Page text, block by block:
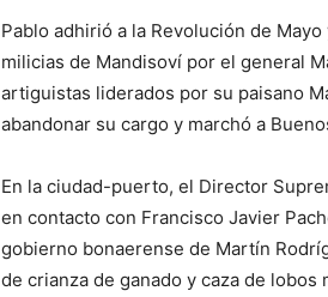
Pablo adhirió a la Revolución de
milicias de Mandisoví por el general
artiguistas liderados por su paisano
abandonar su cargo y marchó a
En la ciudad-puerto, el Director
en contacto con Francisco Javier
gobierno bonaerense de Martín
de crianza de ganado y caza de